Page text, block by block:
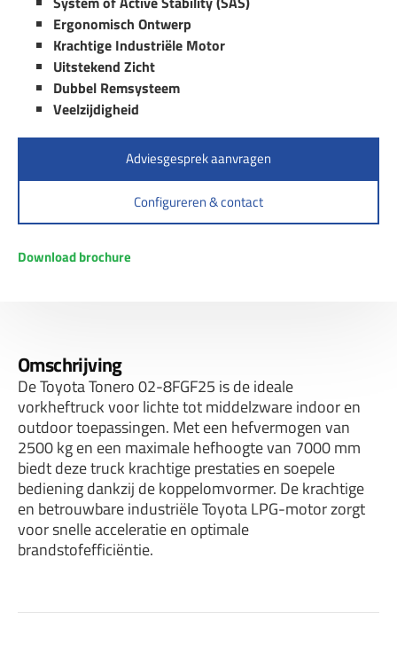
Ergonomisch Ontwerp
Krachtige Industriële Motor
Uitstekend Zicht
Dubbel Remsysteem
Veelzijdigheid
Adviesgesprek aanvragen
Configureren & contact
Download brochure
Omschrijving
De Toyota Tonero 02-8FGF25 is de ideale
vorkheftruck voor lichte tot middelzware indoor en
outdoor toepassingen. Met een hefvermogen van
2500 kg en een maximale hefhoogte van 7000 mm
biedt deze truck krachtige prestaties en soepele
bediening dankzij de koppelomvormer. De krachtige
en betrouwbare industriële Toyota LPG-motor zorgt
voor snelle acceleratie en optimale
brandstofefficiëntie.